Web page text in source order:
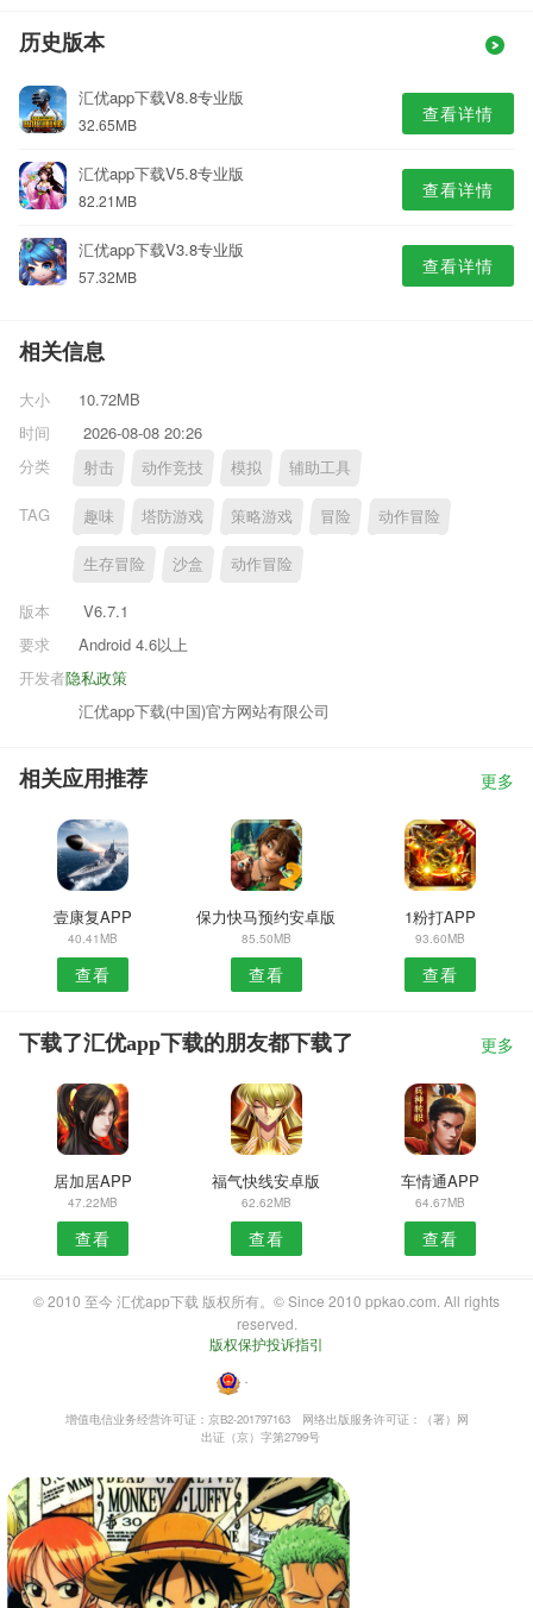
历史版本
汇优app下载V8.8专业版
32.65MB 查看详情
汇优app下载V5.8专业版
82.21MB 查看详情
汇优app下载V3.8专业版
57.32MB 查看详情
相关信息
大小
10.72MB
时间
2026-08-08 20:26
分类
射击 动作竞技 模拟 辅助工具
TAG 趣味 塔防游戏 策略游戏 冒险 动作冒险
生存冒险 沙盒 动作冒险
版本
V6.7.1
要求
Android 4.6以上
隐私政策
开发者
汇优app下载(中国)官方网站有限公司
相关应用推荐 更多
壹康复APP
40.41MB
查看
保力快马预约安卓版
85.50MB
查看
1粉打APP
93.60MB
查看
下载了汇优app下载的朋友都下载了 更多
居加居APP
47.22MB
查看
福气快线安卓版
62.62MB
查看
车情通APP
64.67MB
查看
© 2010 至今 汇优app下载 版权所有。© Since 2010 ppkao.com. All rights
reserved.
版权保护投诉指引
・
增值电信业务经营许可证：京B2-201797163
网络出版服务许可证：（署）网
出证（京）字第2799号